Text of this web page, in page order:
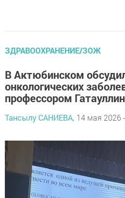
ЗДРАВООХРАНЕНИЕ/ЗОЖ
В Актюбинском
онкологических
профессором
Тансылу САНИЕВА, 14 мая 2026